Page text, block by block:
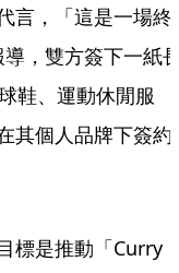
言，「這是一場終
，雙方簽下一紙
鞋、運動休閒服
其個人品牌下簽約
標是推動「Curry